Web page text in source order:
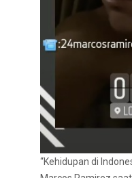
“Kehidupan di